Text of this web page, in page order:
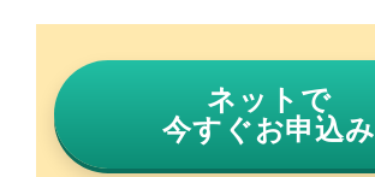
ネットで
今すぐお申込み